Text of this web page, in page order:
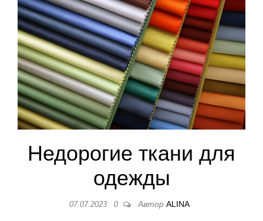
Недорогие ткани для
одежды
07.07.2023 0 Автор ALINA